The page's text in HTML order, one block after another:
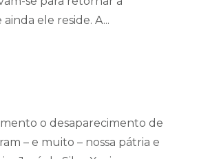
ele reside. A...
o desaparecimento de
– e muito – nossa pátria e